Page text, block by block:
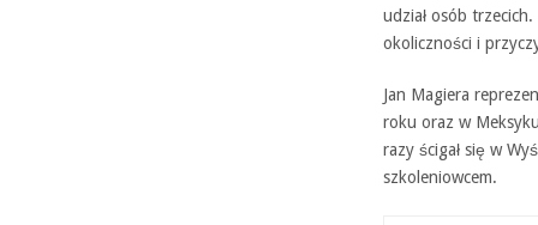
udział osób
okoliczności i
Jan Magiera
roku oraz w
razy ścigał się w
szkoleniowcem.